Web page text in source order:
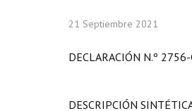
21 Septiembre 2021
DECLARACIÓN N.º
DESCRIPCIÓN